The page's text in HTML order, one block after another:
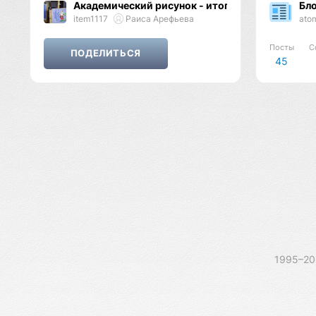
Академический рисунок - итоговый просмотр.
item1117 Раиса Арефьева
Посты
45